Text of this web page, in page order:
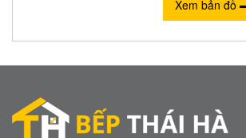
Xem bản đồ